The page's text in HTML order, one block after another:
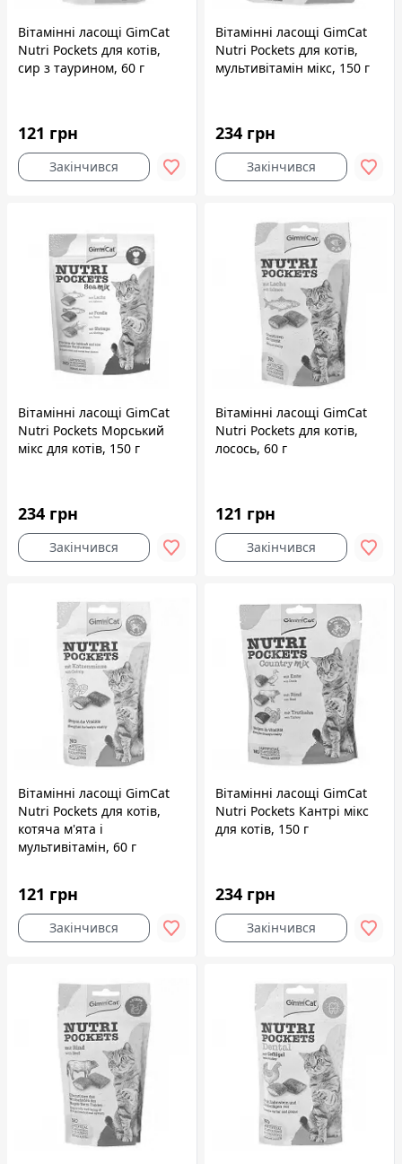
Вітамінні ласощі GimCat
Nutri Pockets для котів,
сир з таурином, 60 г
121 грн
Закінчився
Вітамінні ласощі GimCat
Nutri Pockets для котів,
мультивітамін мікс, 150 г
234 грн
Закінчився
Вітамінні ласощі GimCat
Nutri Pockets Морський
мікс для котів, 150 г
234 грн
Закінчився
Вітамінні ласощі GimCat
Nutri Pockets для котів,
лосось, 60 г
121 грн
Закінчився
Вітамінні ласощі GimCat
Nutri Pockets для котів,
котяча м'ята і
мультивітамін, 60 г
121 грн
Закінчився
Вітамінні ласощі GimCat
Nutri Pockets Кантрі мікс
для котів, 150 г
234 грн
Закінчився